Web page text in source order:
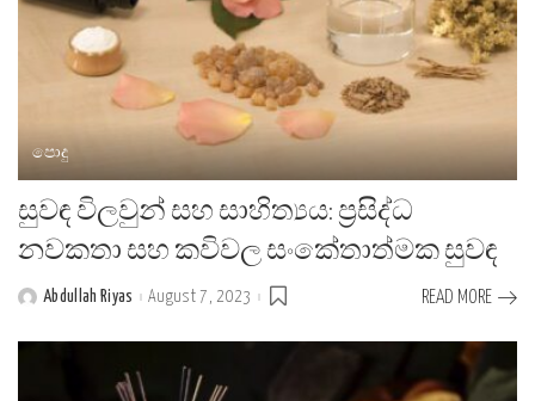
පොදු
සුවඳ විලවුන් සහ සාහිත්‍යය: ප්‍රසිද්ධ
නවකතා සහ කවිවල සංකේතාත්මක සුවඳ
PostedAbdullah Riyas August 7, 2023 READ MORE